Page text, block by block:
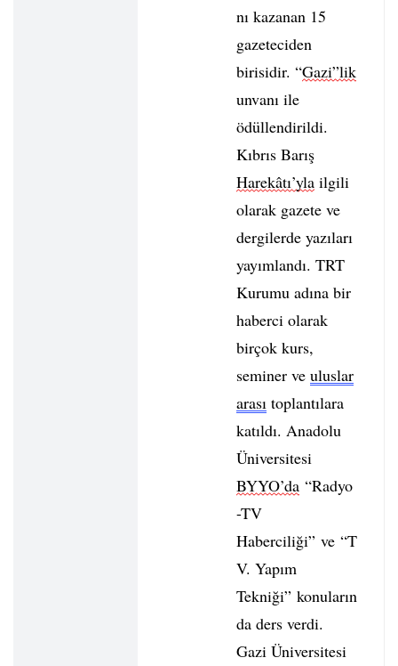
nı kazanan 15
gazeteciden
birisidir. “Gazi”lik
unvanı ile
ödüllendirildi.
Kıbrıs Barış
Harekâtı’yla ilgili
olarak gazete ve
dergilerde yazıları
yayımlandı. TRT
Kurumu adına bir
haberci olarak
birçok kurs,
seminer ve uluslar
arası toplantılara
katıldı. Anadolu
Üniversitesi
BYYO’da “Radyo
-TV
Haberciliği” ve “T
V. Yapım
Tekniği” konuların
da ders verdi.
Gazi Üniversitesi